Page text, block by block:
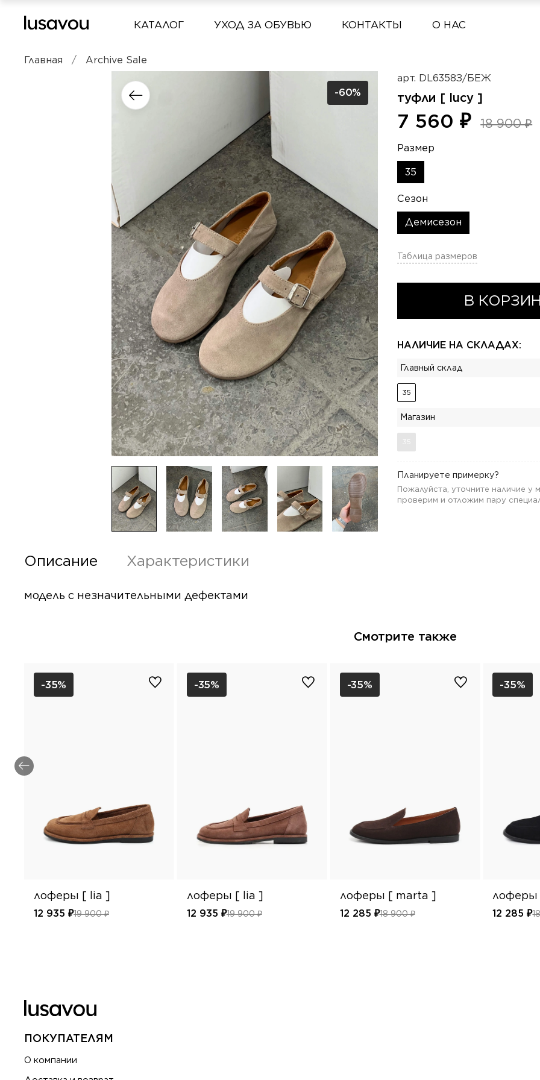
КАТАЛОГ УХОД ЗА ОБУВЬЮ КОНТАКТЫ О НАС
Главная Archive Sale
-60%
арт. DL6358З/БЕЖ
туфли [ lucy ]
7 560 ₽ 18 900 ₽
Таблица размеров
В
НАЛИЧИЕ НА СКЛАДАХ:
Главный склад
35
Магазин
35
Планируете примерку?
Пожалуйста, уточните наличие
проверим и отложим пару
Размер
35
Сезон
Демисезон
Описание Характеристики
модель с незначительными дефектами
Смотрите также
-35%
лоферы [ lia ]
12 935 ₽19 900 ₽
-35%
лоферы [ lia ]
12 935 ₽19 900 ₽
-35%
лоферы [ marta ]
12 285 ₽18 900 ₽
-35%
лоферы
12 285 ₽
ПОКУПАТЕЛЯМ
О компании